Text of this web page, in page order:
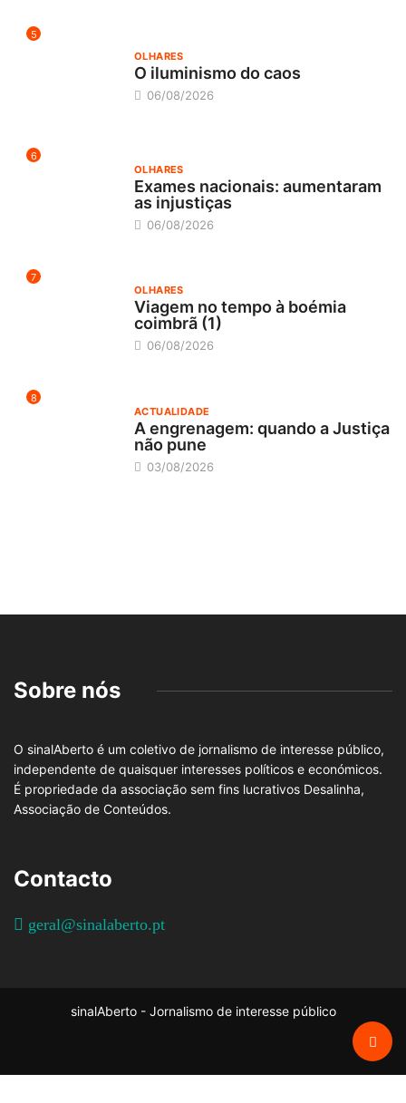
5
OLHARES
O iluminismo do caos
06/08/2026
6
OLHARES
Exames nacionais: aumentaram
as injustiças
06/08/2026
7
OLHARES
Viagem no tempo à boémia
coimbrã (1)
06/08/2026
8
ACTUALIDADE
A engrenagem: quando a Justiça
não pune
03/08/2026
Sobre nós
O sinalAberto é um coletivo de jornalismo de interesse público,
independente de quaisquer interesses políticos e económicos.
É propriedade da associação sem fins lucrativos Desalinha,
Associação de Conteúdos.
Contacto
geral@sinalaberto.pt
sinalAberto - Jornalismo de interesse público